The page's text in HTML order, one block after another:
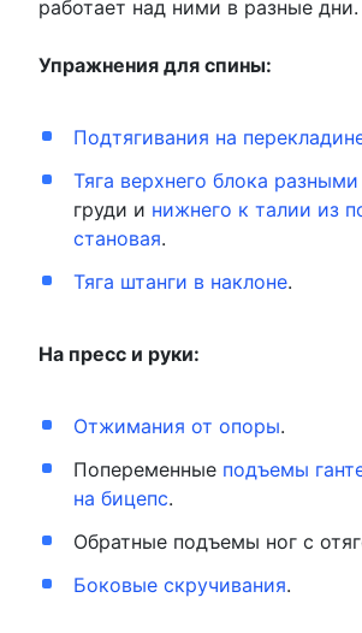
работает над ними в разные дни.
Упражнения для спины:
Подтягивания на
Тяга верхнего блока
груди и нижнего к талии из
становая.
Тяга штанги в наклоне.
На пресс и руки:
Отжимания от опоры.
Попеременные подъемы
на бицепс.
Обратные подъемы ног с
Боковые скручивания.